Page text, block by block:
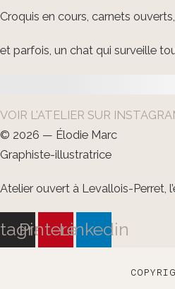
Croquis en cours, carnets
et parfois, un chat qui surveille
VOIR L'ATELIER SUR
© 2026 — Élodie Marc
Graphiste-illustratrice
Atelier ouvert à Levallois-Perret,
PinterestLinkedin